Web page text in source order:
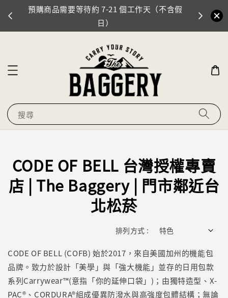
預購商品需要等待約 7-21 個工作天（不含假
日）
門市地
搜尋
CODE OF BELL 台灣授權專賣
店 | The Baggery | 門市鄰近台
北松菸
排列方式 :
CODE OF BELL (COFB) 始於2017，來自美國加州的機能包
品牌。致力於設計「美學」與「強大機能」並存的日用包款
系列Carrywear™(意指「你的延伸口袋」)；由獨特造型、X-
PAC®、CORDURA®組成優異防潑水與高強度包體結構；無論